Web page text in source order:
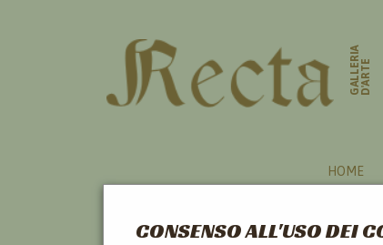
CONSENSO ALL'USO DEI
GALLERIAD'ARTE
HOME